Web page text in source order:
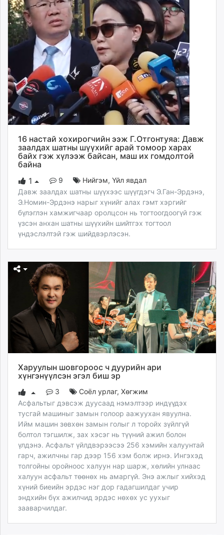
16 настай хохирогчийн ээж Г.Отгонтуяа: Давж
заалдах шатны шүүхийг арай томоор харах
байх гэж хүлээж байсан, маш их гомдолтой
байна
1
9 Нийгэм,Үйл явдал
Давж заалдах шатны шүүхээс шүүгдэгч Э.Ган-Эрдэнэ,
Э.Номин-Эрдэнэ нарыг хүнийг алах гэмт хэргийг
бүлэглэн хамжигчаар оролцсон нь тогтоогдоогүй гэж
үзсэн анхан шатны шүүхийн шийтгэх тогтоол
үндэслэлтэй гэж шийдвэрлэсэн.
Харуулын шовгороос ч дуурийн ари
хүнгэнүүлсэн эгэл биш эр
3 Соёл урлаг,Хөгжим
Асфальтыг дэвсэж дуусаад нэмэлтээр индүүдэх
тусгай машиныг замын голоор аажуухан явуулна.
Ийм машин зөвхөн замын голыг л торойх зүйлгүй
болтол тэгшилж, зах хэсэг нь түүний ажил болон
үлдэнэ. Асфальт үйлдвэрээсээ 256 хэмийн халуунтай
гарч, ажилчны гар дээр 156 хэм болж ирнэ. Ингэхэд
толгойны оройноос халуун нар шарж, хөлийн улнаас
халуун асфальт төөнөх нь амаргүй. Энэ ажлыг хийхэд
хүний биеийн эрдэс нэг дор гадагшилдаг учир
эндхийн бүх ажилчид эрдэс нөхөх ус уухыг
зааварчилдаг.